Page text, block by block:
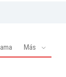
Más